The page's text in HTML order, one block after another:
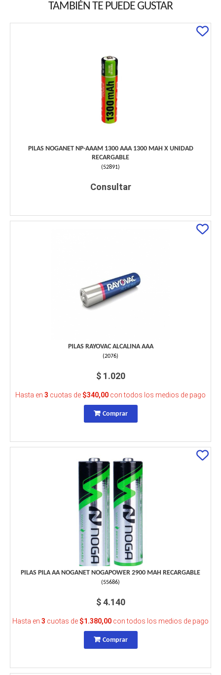
TAMBIÉN TE PUEDE GUSTAR
PILAS NOGANET NP-AAAM 1300 AAA 1300 MAH X UNIDAD
RECARGABLE
(52891)
Consultar
PILAS RAYOVAC ALCALINA AAA
(2076)
$ 1.020
Hasta en 3 cuotas de $340,00 con todos los medios de pago
Comprar
PILAS PILA AA NOGANET NOGAPOWER 2900 MAH RECARGABLE
(55686)
$ 4.140
Hasta en 3 cuotas de $1.380,00 con todos los medios de pago
Comprar